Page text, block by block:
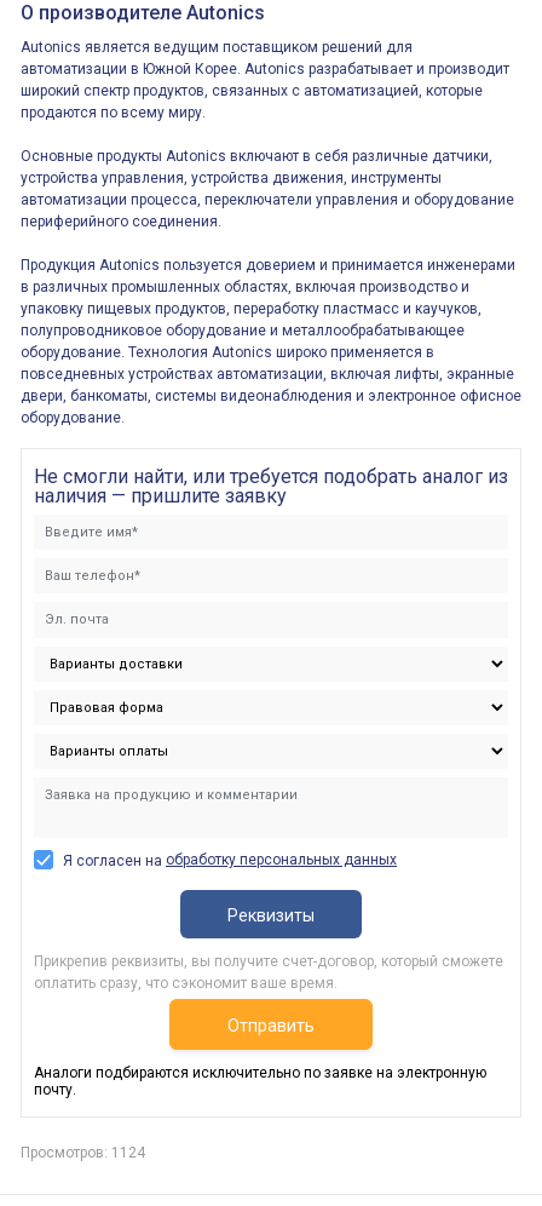
О производителе Autonics
Autonics является ведущим поставщиком решений для
автоматизации в Южной Корее. Autonics разрабатывает и производит
широкий спектр продуктов, связанных с автоматизацией, которые
продаются по всему миру.
Основные продукты Autonics включают в себя различные датчики,
устройства управления, устройства движения, инструменты
автоматизации процесса, переключатели управления и оборудование
периферийного соединения.
Продукция Autonics пользуется доверием и принимается инженерами
в различных промышленных областях, включая производство и
упаковку пищевых продуктов, переработку пластмасс и каучуков,
полупроводниковое оборудование и металлообрабатывающее
оборудование. Технология Autonics широко применяется в
повседневных устройствах автоматизации, включая лифты, экранные
двери, банкоматы, системы видеонаблюдения и электронное офисное
оборудование.
Не смогли найти, или требуется подобрать аналог из
наличия — пришлите заявку
Я согласен на обработку персональных данных
Реквизиты
Прикрепив реквизиты, вы получите счет-договор, который сможете
оплатить сразу, что сэкономит ваше время.
Отправить
Аналоги подбираются исключительно по заявке на электронную
почту.
Просмотров: 1124